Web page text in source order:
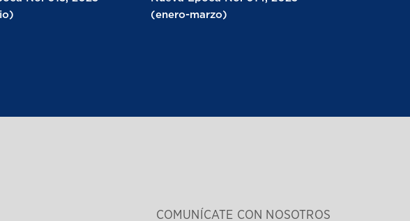
(enero-marzo)
COMUNÍCATE CON NOSOTROS